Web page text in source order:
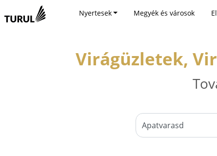
Nyertesek Megyék és városok
Virágüzletek,